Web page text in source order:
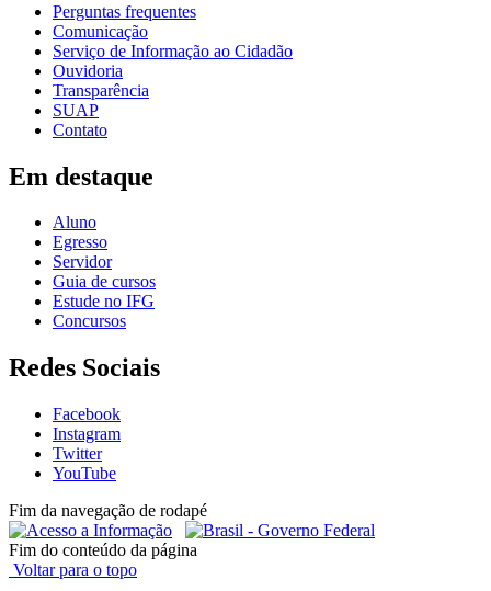
Perguntas frequentes
Comunicação
Serviço de Informação ao Cidadão
Ouvidoria
Transparência
SUAP
Contato
Em destaque
Aluno
Egresso
Servidor
Guia de cursos
Estude no IFG
Concursos
Redes Sociais
Facebook
Instagram
Twitter
YouTube
Fim da navegação de rodapé
Fim do conteúdo da página
Voltar para o topo